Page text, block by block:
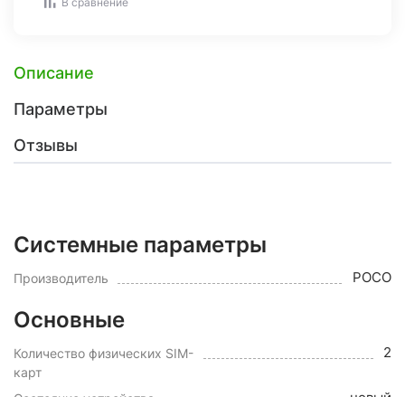
Описание
Параметры
Отзывы
Системные параметры
Производитель POCO
Основные
Количество физических SIM-
карт
2